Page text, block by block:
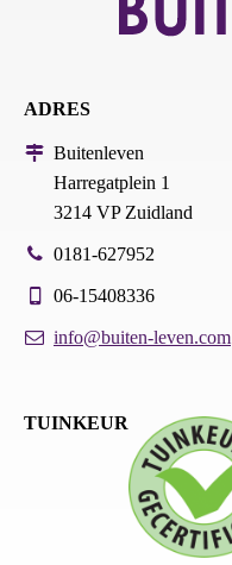
ADRES
Buitenleven
Harregatplein 1
3214 VP Zuidland
0181-627952
06-15408336
info@buiten-leven.com
TUINKEUR